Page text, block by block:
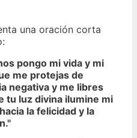
una oración corta
pongo mi vida y mi
me protejas de
negativa y me libres
tu luz divina ilumine mi
la felicidad y la